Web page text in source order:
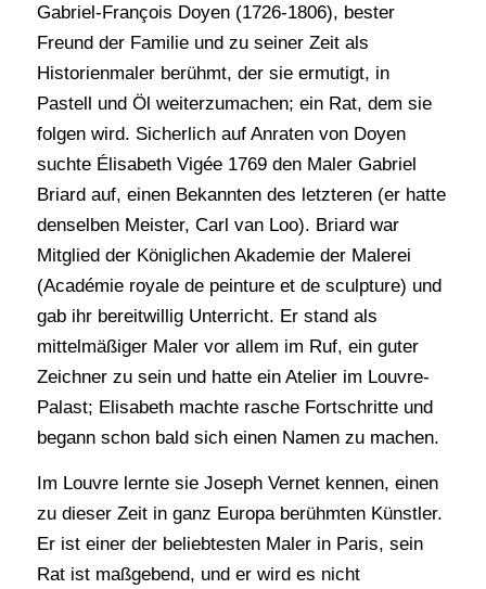
Gabriel-François Doyen (1726-1806), bester
Freund der Familie und zu seiner Zeit als
Historienmaler berühmt, der sie ermutigt, in
Pastell und Öl weiterzumachen; ein Rat, dem sie
folgen wird. Sicherlich auf Anraten von Doyen
suchte Élisabeth Vigée 1769 den Maler Gabriel
Briard auf, einen Bekannten des letzteren (er hatte
denselben Meister, Carl van Loo). Briard war
Mitglied der Königlichen Akademie der Malerei
(Académie royale de peinture et de sculpture) und
gab ihr bereitwillig Unterricht. Er stand als
mittelmäßiger Maler vor allem im Ruf, ein guter
Zeichner zu sein und hatte ein Atelier im Louvre-
Palast; Elisabeth machte rasche Fortschritte und
begann schon bald sich einen Namen zu machen.
Im Louvre lernte sie Joseph Vernet kennen, einen
zu dieser Zeit in ganz Europa berühmten Künstler.
Er ist einer der beliebtesten Maler in Paris, sein
Rat ist maßgebend, und er wird es nicht